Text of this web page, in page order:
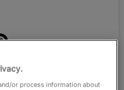
bekijken
or process information about